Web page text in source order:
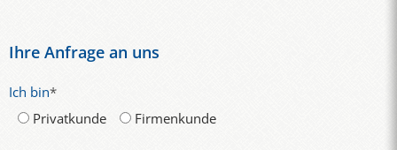
Ihre Anfrage an uns
Ich bin*
Privatkunde
Firmenkunde